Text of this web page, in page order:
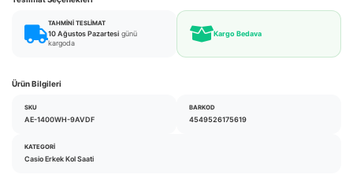
TAHMINI TESLIMAT
10 Ağustos Pazartesi günü
kargoda
Kargo Bedava
Ürün Bilgileri
SKU
AE-1400WH-9AVDF
BARKOD
4549526175619
KATEGORI
Casio Erkek Kol Saati